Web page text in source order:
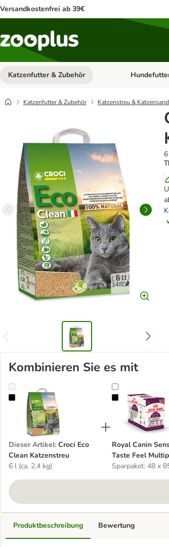
Versandkostenfrei ab 39€
Katzenfutter & Zubehör Kategorie-
Katzenfutter & Zubehör Katzenstreu & Katzensand
Kombinieren Sie es mit
Croci Eco Clean Katzenstreu
Dieser Artikel: Croci Eco
Clean Katzenstreu
6 l (ca. 2,4 kg)
Royal Canin
Royal Canin
Taste Feel
Soße
Sparpaket: 48 x
Produktbeschreibung Bewertung